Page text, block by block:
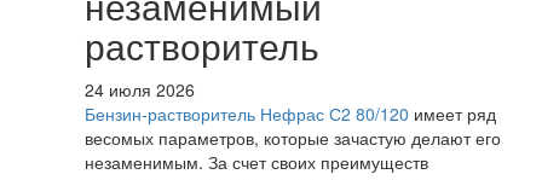
растворитель
24 июля 2026
Бензин-растворитель Нефрас С2 80/120 имеет ряд
весомых параметров, которые зачастую делают его
незаменимым. За счет своих преимуществ